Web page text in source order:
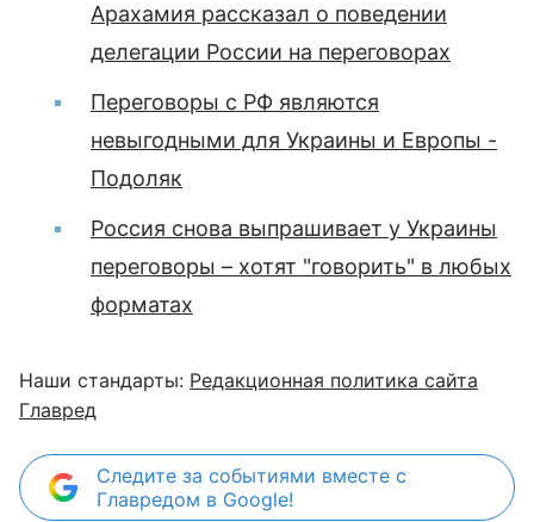
Арахамия рассказал о поведении
делегации России на переговорах
Переговоры с РФ являются
невыгодными для Украины и Европы -
Подоляк
Россия снова выпрашивает у Украины
переговоры – хотят "говорить" в любых
форматах
Наши стандарты: Редакционная политика сайта
Главред
Следите за событиями вместе с
Главредом в Google!